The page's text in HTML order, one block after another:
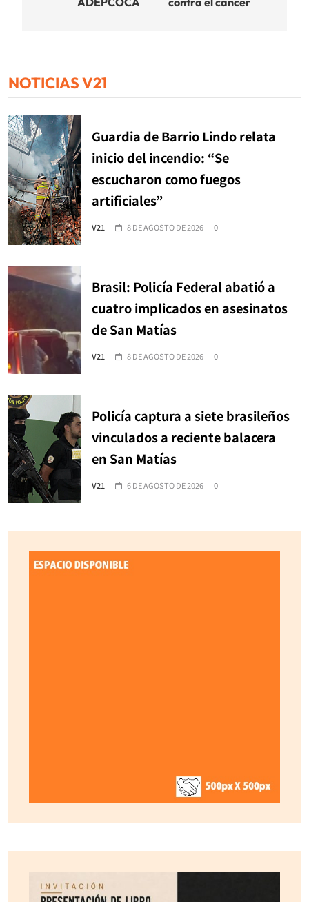
NOTICIAS V21
Guardia de Barrio Lindo relata
inicio del incendio: “Se
escucharon como fuegos
artificiales”
V21 8 DE AGOSTO DE 2026 0
Brasil: Policía Federal abatió a
cuatro implicados en asesinatos
de San Matías
V21 8 DE AGOSTO DE 2026 0
Policía captura a siete brasileños
vinculados a reciente balacera
en San Matías
V21 6 DE AGOSTO DE 2026 0